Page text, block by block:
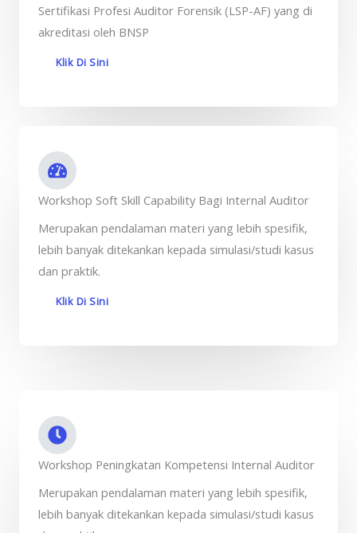
Sertifikasi Profesi Auditor Forensik (LSP-AF) yang di
akreditasi oleh BNSP
Klik Di Sini
Workshop Soft Skill Capability Bagi Internal Auditor
Merupakan pendalaman materi yang lebih spesifik,
lebih banyak ditekankan kepada simulasi/studi kasus
dan praktik.
Klik Di Sini
Workshop Peningkatan Kompetensi Internal Auditor
Merupakan pendalaman materi yang lebih spesifik,
lebih banyak ditekankan kepada simulasi/studi kasus